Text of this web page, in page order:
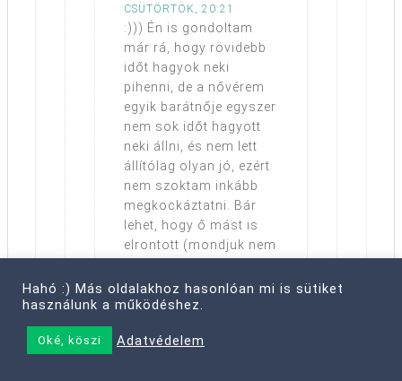
CSÜTÖRTÖK, 20:21
:))) Én is gondoltam
már rá, hogy rövidebb
időt hagyok neki
pihenni, de a nővérem
egyik barátnője egyszer
nem sok időt hagyott
neki állni, és nem lett
állítólag olyan jó, ezért
nem szoktam inkább
megkockáztatni. Bár
lehet, hogy ő mást is
elrontott (mondjuk nem
elrontani rajta, de
mindegy).
Hahó :) Más oldalakhoz hasonlóan mi is sütiket
használunk a működéshez.
Oké, köszi Adatvédelem